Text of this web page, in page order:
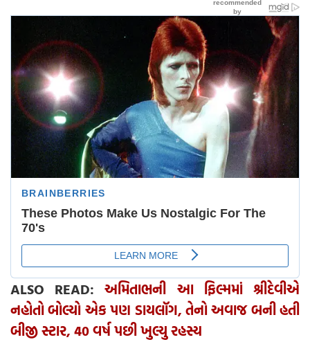
ALSO READ:અમિતાભની આ ફિલ્મમાં શ્રીદેવીએ
નહોતો બોલ્યો એક પણ ડાયલૉગ, તેનો અવાજ બની હતી
બીજી સ્ટાર, 40 વર્ષ પછી ખુલ્યુ રહસ્ય